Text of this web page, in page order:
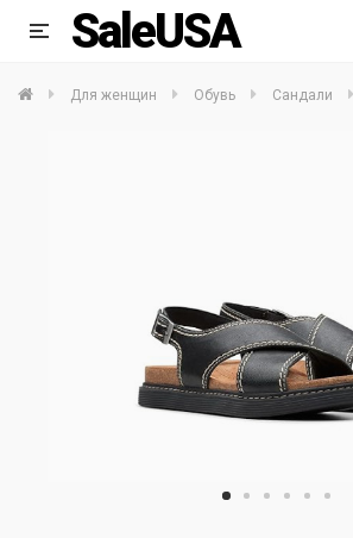
SaleUSA
Для женщин Обувь Сандали